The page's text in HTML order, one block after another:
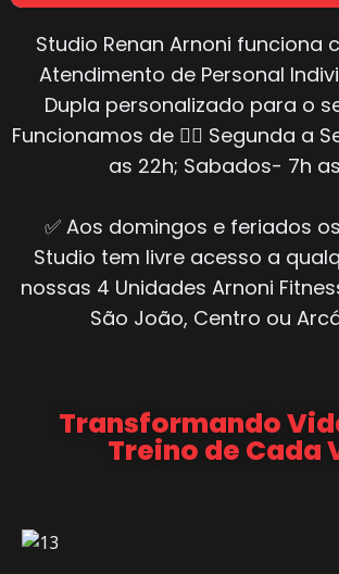
Studio Renan Arnoni funciona
Atendimento de Personal
Dupla personalizado para o
Funcionamos de 👇🏼 Segunda a
as 22h; Sabados- 7h as
✅ Aos domingos e feriados
Studio tem livre acesso a
nossas 4 Unidades Arnoni
São João, Centro ou
Transformando
Treino de Cada